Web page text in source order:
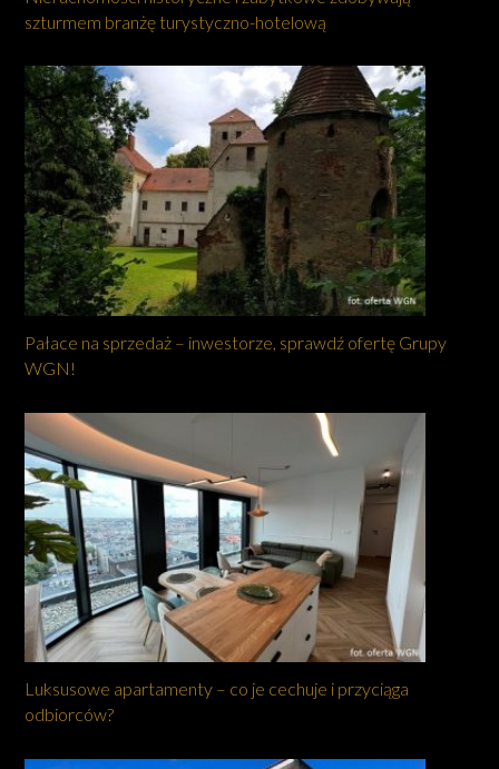
szturmem branżę turystyczno-hotelową
Pałace na sprzedaż – inwestorze, sprawdź ofertę Grupy
WGN!
Luksusowe apartamenty – co je cechuje i przyciąga
odbiorców?